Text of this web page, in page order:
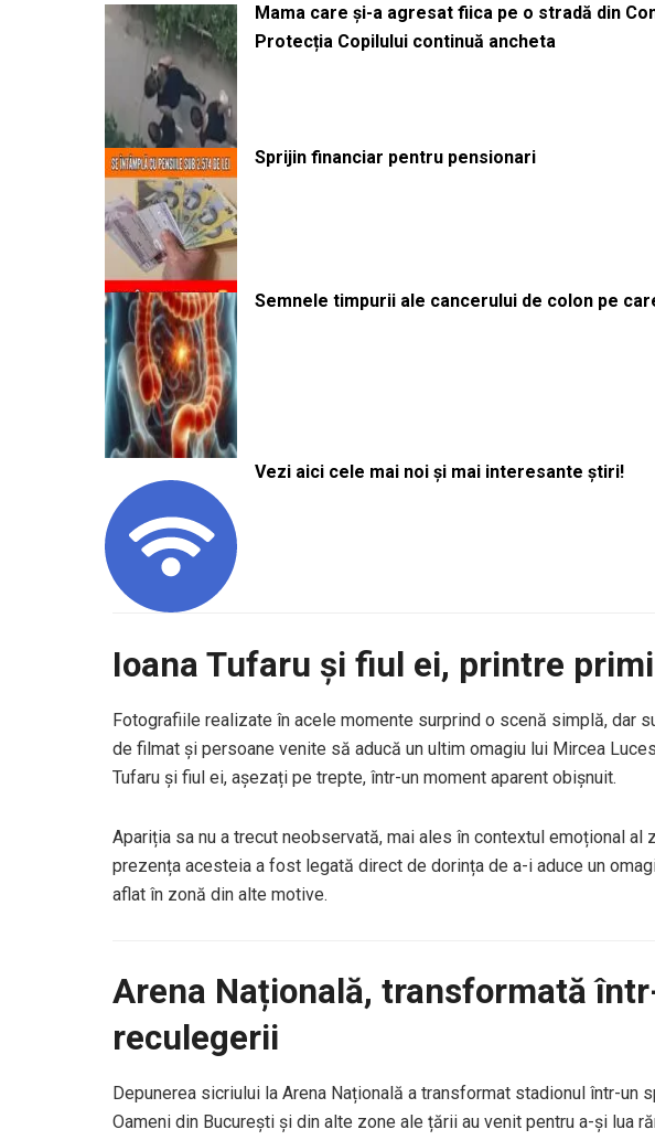
Mama care și-a agresat fiica pe o stradă din
Protecția Copilului continuă ancheta
Sprijin financiar pentru pensionari
Semnele timpurii ale cancerului de colon pe
Vezi aici cele mai noi și mai interesante știri!
Ioana Tufaru și fiul ei, printre
Fotografiile realizate în acele momente surprind o scenă simplă, dar
de filmat și persoane venite să aducă un ultim omagiu lui Mircea
Tufaru și fiul ei, așezați pe trepte, într-un moment aparent obișnuit.
Apariția sa nu a trecut neobservată, mai ales în contextul emoțional al
prezența acesteia a fost legată direct de dorința de a-i aduce un
aflat în zonă din alte motive.
Arena Națională, transformată
reculegerii
Depunerea sicriului la Arena Națională a transformat stadionul într-un
Oameni din București și din alte zone ale țării au venit pentru a-și lua